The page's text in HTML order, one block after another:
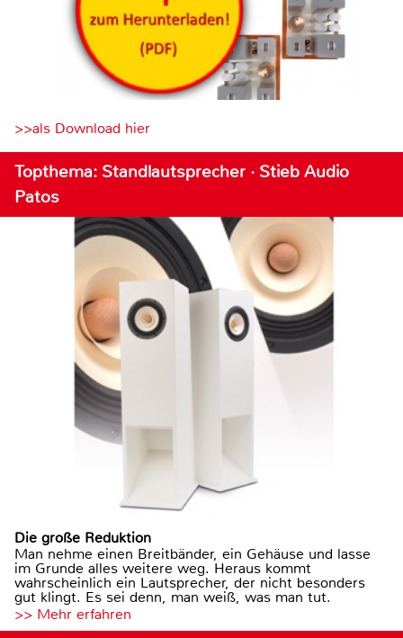
>>als Download hier
Topthema: Standlautsprecher · Stieb Audio
Patos
Die große Reduktion
Man nehme einen Breitbänder, ein Gehäuse und lasse
im Grunde alles weitere weg. Heraus kommt
wahrscheinlich ein Lautsprecher, der nicht besonders
gut klingt. Es sei denn, man weiß, was man tut.
>> Mehr erfahren